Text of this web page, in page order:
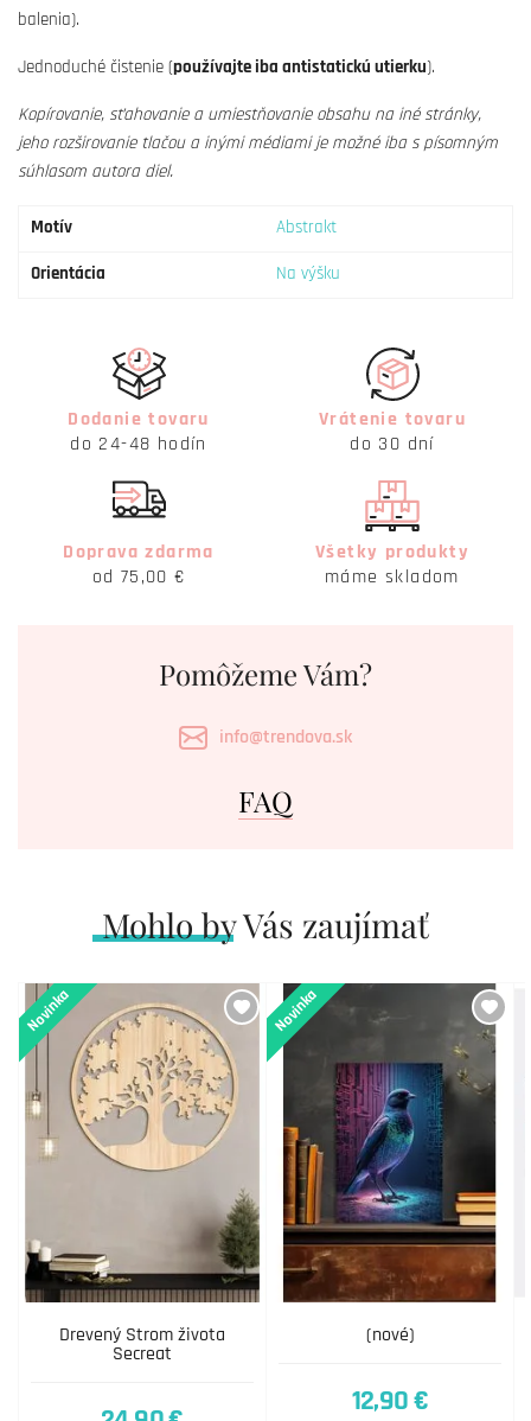
balenia).
Jednoduché čistenie (používajte iba antistatickú utierku).
Kopírovanie, sťahovanie a umiestňovanie obsahu na iné stránky,
jeho rozširovanie tlačou a inými médiami je možné iba s písomným
súhlasom autora diel.
Motív Abstrakt
Orientácia Na výšku
Dodanie tovaru
do 24-48 hodín
Vrátenie tovaru
do 30 dní
Doprava zdarma
od 75,00 €
Všetky produkty
máme skladom
Pomôžeme Vám?
info@trendova.sk
FAQ
Mohlo by Vás zaujímať
Drevený Strom života
Secreat
Novinka
(nové)
Novinka
12,90 €